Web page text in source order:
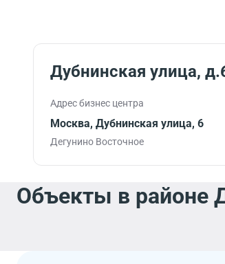
Дубнинская улица,
Адрес бизнес центра
Москва, Дубнинская улица, 6
Дегунино Восточное
Объекты в районе